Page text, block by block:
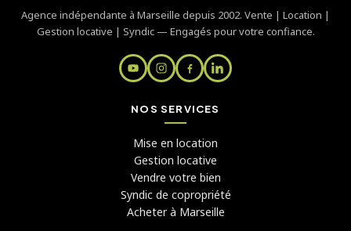
Agence indépendante à Marseille depuis 2002. Vente | Location |
Gestion locative | Syndic — Engagés pour votre confiance.
NOS SERVICES
Mise en location
Gestion locative
Vendre votre bien
Syndic de copropriété
Acheter à Marseille